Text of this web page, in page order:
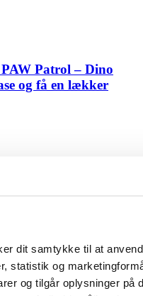
dit samtykke til at
statistik og
og tilgår oplysninger på
Patrol – Dino
og få en lækker
Star
stort lærred